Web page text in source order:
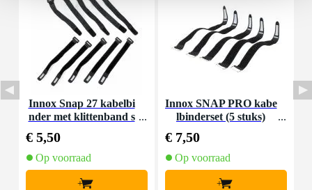
Innox Snap 27 kabelbi
nder met klittenband s
€ 5,50
Op voorraad
+
Innox SNAP PRO kabe
lbinderset (5 stuks)
€ 7,50
Op voorraad
+